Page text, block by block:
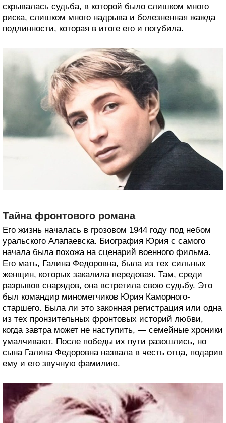
скрывалась судьба, в которой было слишком много
риска, слишком много надрыва и болезненная жажда
подлинности, которая в итоге его и погубила.
Тайна фронтового романа
Его жизнь началась в грозовом 1944 году под небом
уральского Алапаевска. Биография Юрия с самого
начала была похожа на сценарий военного фильма.
Его мать, Галина Федоровна, была из тех сильных
женщин, которых закалила передовая. Там, среди
разрывов снарядов, она встретила свою судьбу. Это
был командир минометчиков Юрия Каморного-
старшего. Была ли это законная регистрация или одна
из тех пронзительных фронтовых историй любви,
когда завтра может не наступить, — семейные хроники
умалчивают. После победы их пути разошлись, но
сына Галина Федоровна назвала в честь отца, подарив
ему и его звучную фамилию.